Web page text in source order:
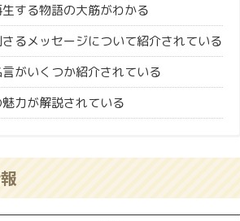
する物語の大筋がわかる
るメッセージについて紹介されている
がいくつか紹介されている
力が解説されている